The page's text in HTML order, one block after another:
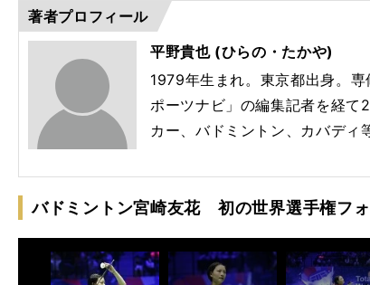
著者プロフィール
平野貴也 (ひらの・たかや)
1979年生まれ。東京都出身。
ポーツナビ」の編集記者を経
カー、バドミントン、カバディ
バドミントン宮崎友花 初の世界選手権フ